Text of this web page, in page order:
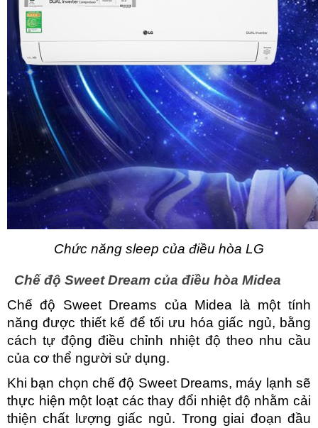
Chức năng sleep của điều hòa LG
Chế độ Sweet Dream của điều hòa Midea
Chế độ Sweet Dreams của Midea là một tính
năng được thiết kế để tối ưu hóa giấc ngủ, bằng
cách tự động điều chỉnh nhiệt độ theo nhu cầu
của cơ thể người sử dụng.
Khi bạn chọn chế độ Sweet Dreams, máy lạnh sẽ
thực hiện một loạt các thay đổi nhiệt độ nhằm cải
thiện chất lượng giấc ngủ. Trong giai đoạn đầu